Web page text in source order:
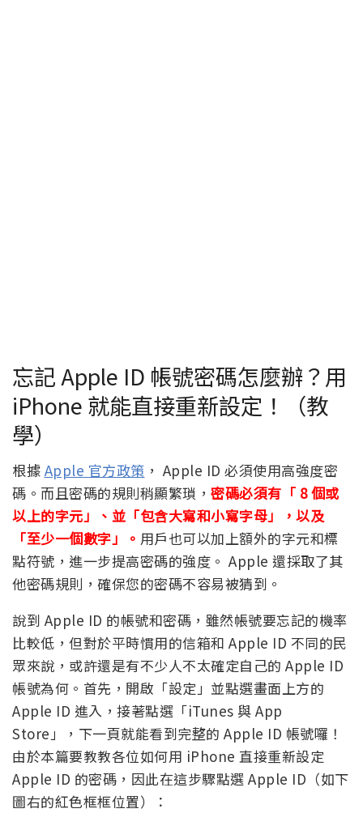
忘記 Apple ID 帳號密碼怎麼辦？用
iPhone 就能直接重新設定！（教
學）
根據 Apple 官方政策 ， Apple ID 必須使用高強度密
碼。而且密碼的規則稍顯繁瑣， 密碼必須有「 8 個或
以上的字元」、並「包含大寫和小寫字母」
，以及
「至少一個數字」。 用戶也可以加上額外的字元和標
點符號，進一步提高密碼的強度。 Apple 還採取了其
他密碼規則，確保您的密碼不容易被猜到。
說到 Apple ID 的帳號和密碼，雖然帳號要忘記的機率
比較低，但對於平時慣用的信箱和 Apple ID 不同的民
眾來說，或許還是有不少人不太確定自己的 Apple ID
帳號為何。首先，開啟「設定」並點選畫面上方的
Apple ID 進入，接著點選「iTunes 與 App
Store」，下一頁就能看到完整的 Apple ID 帳號囉！
由於本篇要教教各位如何用 iPhone 直接重新設定
Apple ID 的密碼，因此在這步驟點選 Apple ID（如下
圖右的紅色框框位置）：